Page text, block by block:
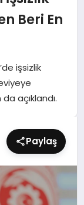
Beri En
işsizlik
açıklandı.
Paylaş